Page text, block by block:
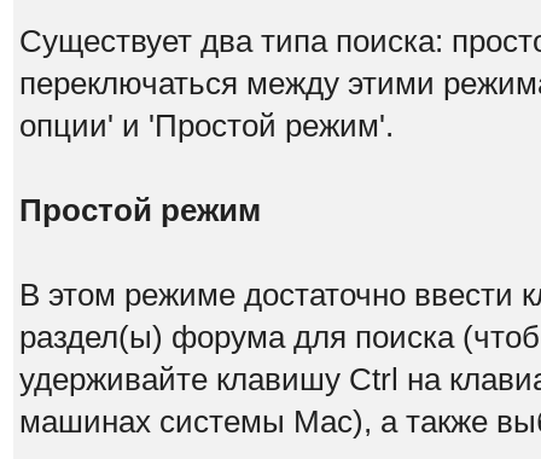
Существует два типа поиска:
переключаться между этими
опции' и 'Простой режим'.
Простой режим
В этом режиме достаточно ввести
раздел(ы) форума для поиска
удерживайте клавишу Ctrl на
машинах системы Mac), а также